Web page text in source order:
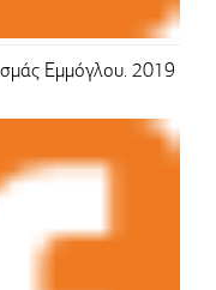
Εμμόγλου. 2019